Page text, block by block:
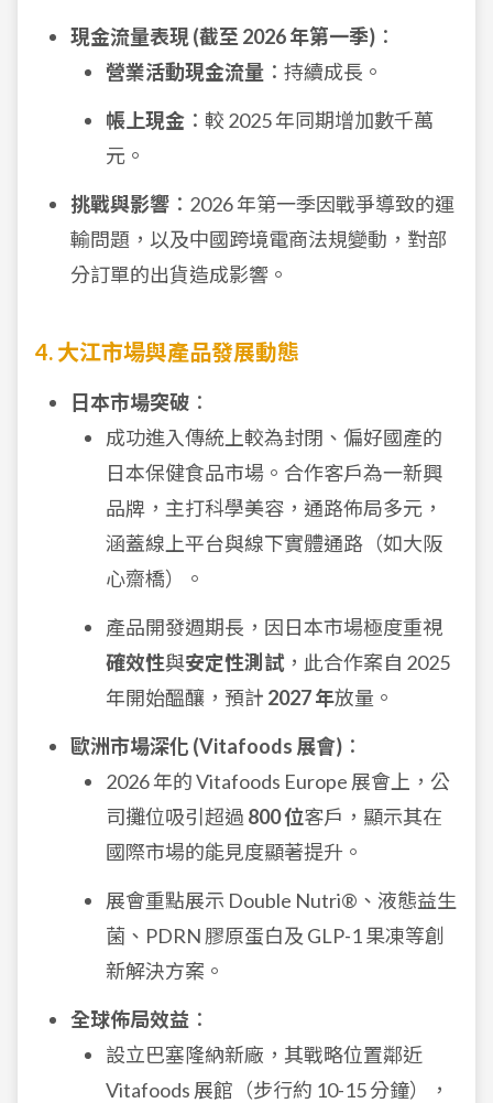
現金流量表現 (截至 2026 年第一季) ：
營業活動現金流量 ：持續成長。
帳上現金 ：較 2025 年同期增加數千萬
元。
挑戰與影響 ：2026 年第一季因戰爭導致的運
輸問題，以及中國跨境電商法規變動，對部
分訂單的出貨造成影響。
4. 大江市場與產品發展動態
日本市場突破 ：
成功進入傳統上較為封閉、偏好國產的
日本保健食品市場。合作客戶為一新興
品牌，主打科學美容，通路佈局多元，
涵蓋線上平台與線下實體通路（如大阪
心齋橋）。
產品開發週期長，因日本市場極度重視
確效性與安定性測試，此合作案自 2025
年開始醞釀，預計 2027 年放量。
歐洲市場深化 (Vitafoods 展會) ：
2026 年的 Vitafoods Europe 展會上，公
司攤位吸引超過 800 位客戶，顯示其在
國際市場的能見度顯著提升。
展會重點展示 Double Nutri®、液態益生
菌、PDRN 膠原蛋白及 GLP-1 果凍等創
新解決方案。
全球佈局效益 ：
設立巴塞隆納新廠，其戰略位置鄰近
Vitafoods 展館（步行約 10-15 分鐘），